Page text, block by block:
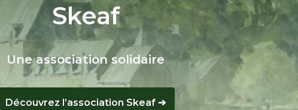
Skeaf
Une association solidaire
Découvrez l’association Skeaf ➔